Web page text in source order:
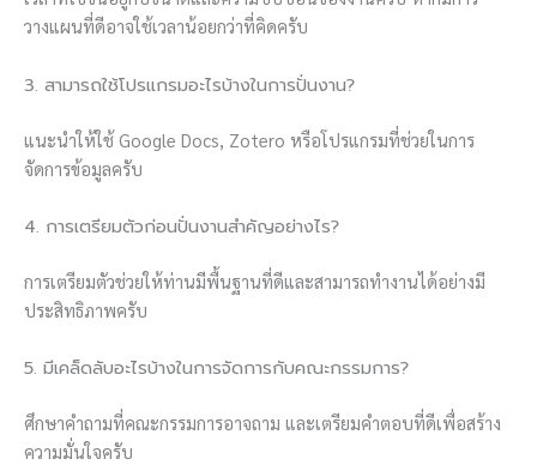
วางแผนที่ดีอาจใช้เวลาน้อยกว่าที่คิดครับ
3. สามารถใช้โปรแกรมอะไรบ้างในการปั่นงาน?
แนะนำให้ใช้ Google Docs, Zotero หรือโปรแกรมที่ช่วยในการ
จัดการข้อมูลครับ
4. การเตรียมตัวก่อนปั่นงานสำคัญอย่างไร?
การเตรียมตัวช่วยให้ท่านมีพื้นฐานที่ดีและสามารถทำงานได้อย่างมี
ประสิทธิภาพครับ
5. มีเคล็ดลับอะไรบ้างในการจัดการกับคณะกรรมการ?
ศึกษาคำถามที่คณะกรรมการอาจถาม และเตรียมคำตอบที่ดีเพื่อสร้าง
ความมั่นใจครับ